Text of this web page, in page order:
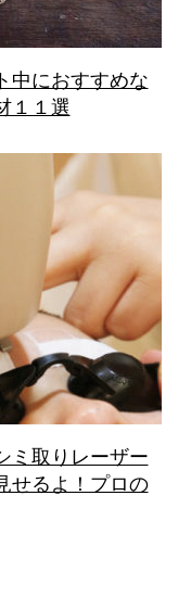
中におすすめな
１１選
ミ取りレーザー
せるよ！プロの